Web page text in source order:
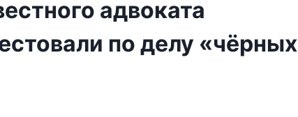
адвоката
по делу «чёрных